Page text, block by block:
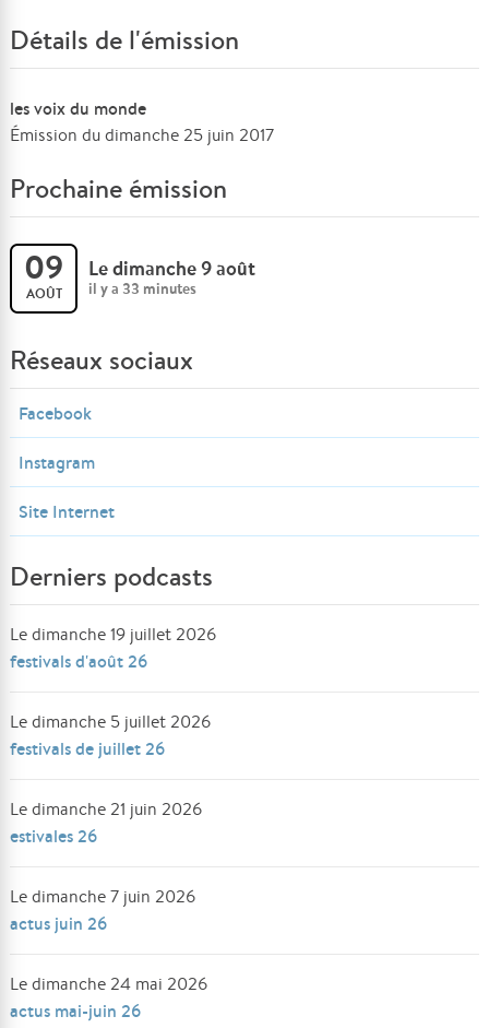
Détails de l'émission
les voix du monde
Émission du dimanche 25 juin 2017
Prochaine émission
09
AOÛT
Le dimanche 9 août
il y a 33 minutes
Réseaux sociaux
Facebook
Instagram
Site Internet
Derniers podcasts
Le dimanche 19 juillet 2026
festivals d'août 26
Le dimanche 5 juillet 2026
festivals de juillet 26
Le dimanche 21 juin 2026
estivales 26
Le dimanche 7 juin 2026
actus juin 26
Le dimanche 24 mai 2026
actus mai-juin 26